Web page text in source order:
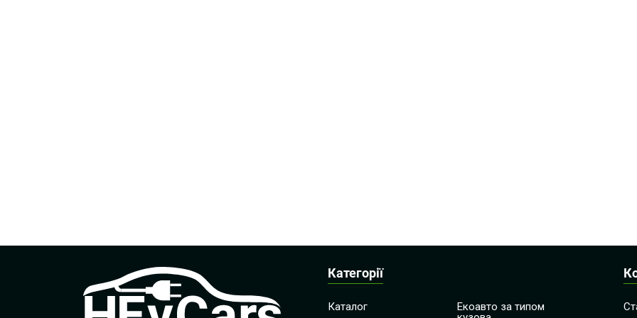
Категорії
Каталог
Екоавто за типом